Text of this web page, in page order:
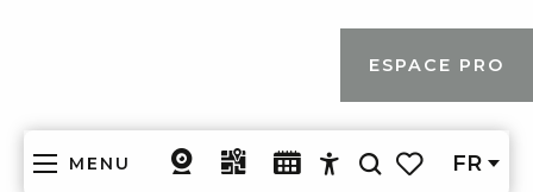
MENU FR
ESPACE PRO